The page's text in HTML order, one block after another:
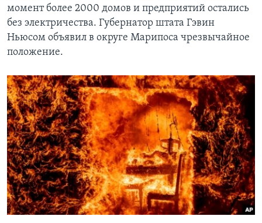
момент более 2000 домов и предприятий остались
без электричества. Губернатор штата Гэвин
Ньюсом объявил в округе Марипоса чрезвычайное
положение.